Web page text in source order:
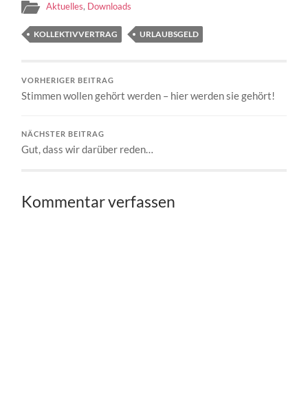
Aktuelles, Downloads
KOLLEKTIVVERTRAG URLAUBSGELD
VORHERIGER BEITRAG
Stimmen wollen gehört werden – hier werden sie gehört!
NÄCHSTER BEITRAG
Gut, dass wir darüber reden…
Kommentar verfassen